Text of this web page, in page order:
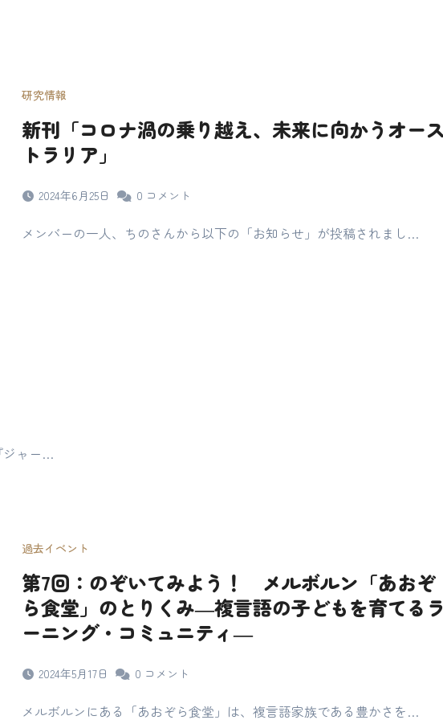
研究情報
新刊「コロナ渦の乗り越え、未来に向かうオース
トラリア」
2024年6月25日 0 コメント
メンバーの一人、ちのさんから以下の「お知らせ」が投稿されまし…
ジャー…
過去イベント
第7回：のぞいてみよう！ メルボルン「あおぞ
ら食堂」のとりくみ―複言語の子どもを育てるラ
ーニング・コミュニティ―
2024年5月17日 0 コメント
メルボルンにある「あおぞら食堂」は、複言語家族である豊かさを…